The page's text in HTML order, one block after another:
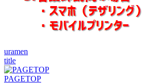
uramen
title
PAGETOP